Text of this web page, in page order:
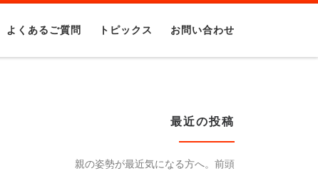
よくあるご質問 トピックス お問い合わせ
最近の投稿
親の姿勢が最近気になる方へ。前頭